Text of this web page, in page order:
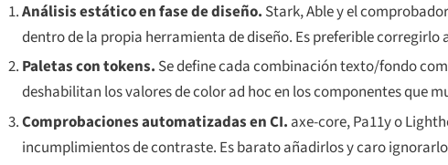
Análisis estático en fase de diseño. Stark, Able y el
dentro de la propia herramienta de diseño. Es preferible corregirlo
Paletas con tokens. Se define cada combinación texto/fondo
deshabilitan los valores de color ad hoc en los componentes que
Comprobaciones automatizadas en CI. axe-core, Pa11y o
incumplimientos de contraste. Es barato añadirlos y caro